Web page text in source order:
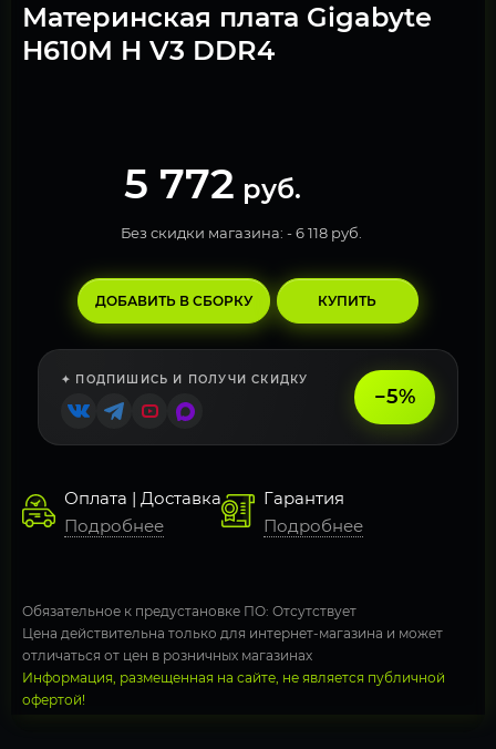
Материнская плата Gigabyte
H610M H V3 DDR4
5 772 руб.
Без скидки магазина: -6 118 руб.
ДОБАВИТЬ В СБОРКУ КУПИТЬ
✦ ПОДПИШИСЬ И ПОЛУЧИ СКИДКУ
−5%
Оплата | Доставка
Подробнее
Гарантия
Подробнее
Обязательное к предустановке ПО: Отсутствует
Цена действительна только для интернет-магазина и может
отличаться от цен в розничных магазинах
Информация, размещенная на сайте, не является публичной
офертой!